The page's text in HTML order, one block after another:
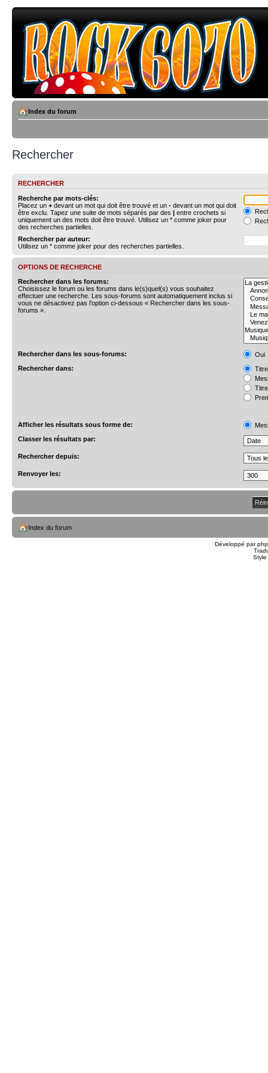
Index du forum
Rechercher
RECHERCHER
Recherche par mots-clés:
Placez un + devant un mot qui doit être trouvé et un - devant un mot qui doit
être exclu. Tapez une suite de mots séparés par des | entre crochets si
uniquement un des mots doit être trouvé. Utilisez un * comme joker pour
des recherches partielles.
Rechercher par auteur:
Utilisez un * comme joker pour des recherches partielles.
OPTIONS DE RECHERCHE
Rechercher dans les forums:
Choisissez le forum ou les forums dans le(s)quel(s) vous souhaitez
effectuer une recherche. Les sous-forums sont automatiquement inclus si
vous ne désactivez pas l’option ci-dessous « Rechercher dans les sous-
forums ».
Rechercher dans les sous-forums:
Oui
Rechercher dans:
Afficher les résultats sous forme de:
Classer les résultats par:
Rechercher depuis:
Renvoyer les:
Index du forum
Développé par
Style